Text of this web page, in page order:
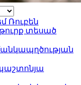
Ռուբեն
թուրք տեսած